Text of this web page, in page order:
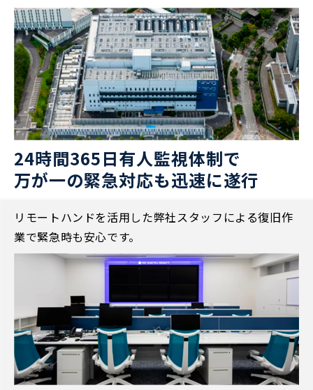
24時間365日有人監視体制で
万が一の緊急対応も迅速に遂行
リモートハンドを活用した弊社スタッフによる復旧作
業で緊急時も安心です。